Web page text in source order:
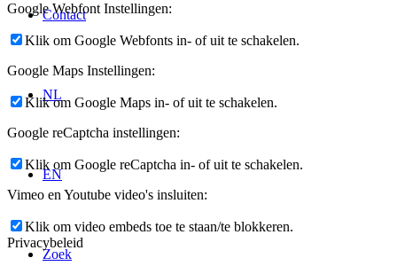
Contact
NL
EN
Zoek
Google Webfont Instellingen:
Klik om Google Webfonts in- of uit te schakelen.
Google Maps Instellingen:
Klik om Google Maps in- of uit te schakelen.
Google reCaptcha instellingen:
Klik om Google reCaptcha in- of uit te schakelen.
Vimeo en Youtube video's insluiten:
Klik om video embeds toe te staan/te blokkeren.
Privacybeleid